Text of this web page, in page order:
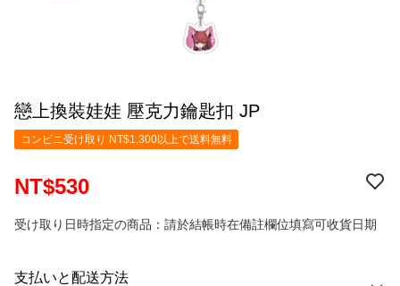
戀上換裝娃娃 壓克力鑰匙扣 JP
コンビニ受け取り NT$1,300以上で送料無料
NT$530
受け取り日時指定の商品：請於結帳時在備註欄位填寫可收貨日期
支払いと配送方法